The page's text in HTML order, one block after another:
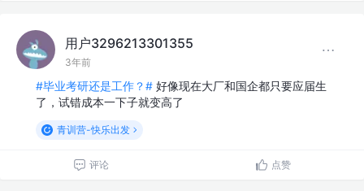
用户3296213301355
3年前
#毕业考研还是工作？# 好像现在大厂和国企都只要应届生
了，试错成本一下子就变高了
青训营-快乐出发
评论 点赞